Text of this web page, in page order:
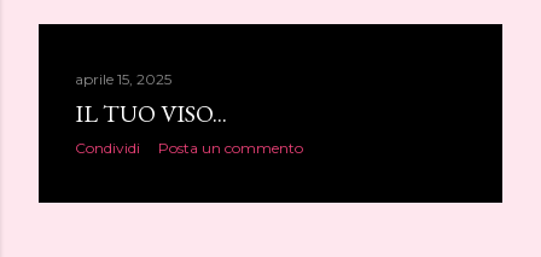
aprile 15, 2025
IL TUO VISO...
Condividi Posta un commento